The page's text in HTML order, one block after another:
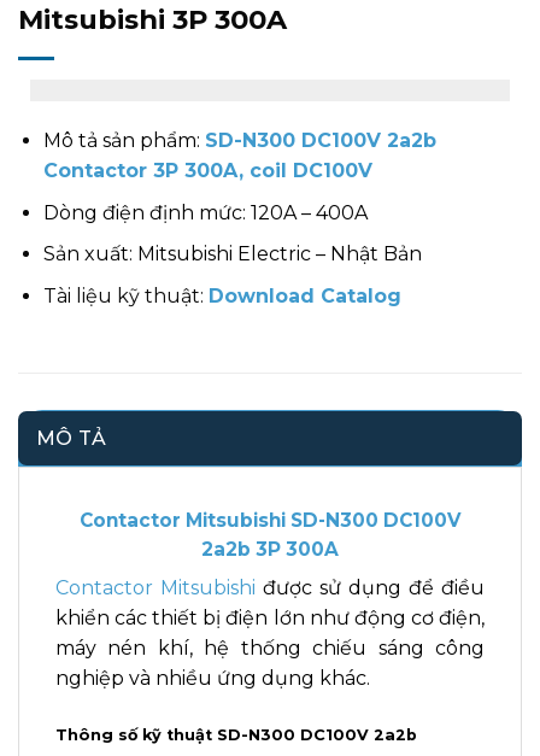
Mitsubishi 3P 300A
Mô tả sản phẩm: SD-N300 DC100V 2a2b
Contactor 3P 300A, coil DC100V
Dòng điện định mức: 120A – 400A
Sản xuất: Mitsubishi Electric – Nhật Bản
Tài liệu kỹ thuật: Download Catalog
MÔ TẢ
Contactor Mitsubishi SD-N300 DC100V
2a2b 3P 300A
Contactor Mitsubishi được sử dụng để điều
khiển các thiết bị điện lớn như động cơ điện,
máy nén khí, hệ thống chiếu sáng công
nghiệp và nhiều ứng dụng khác.
Thông số kỹ thuật SD-N300 DC100V 2a2b